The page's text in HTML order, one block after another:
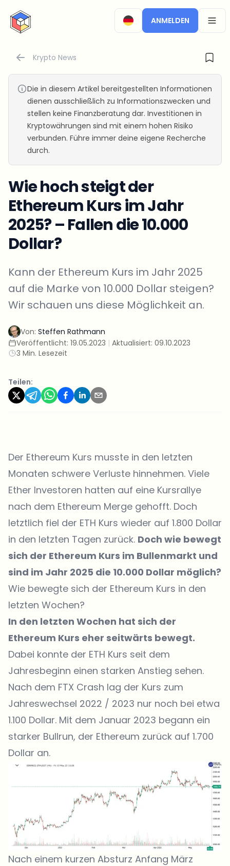
CryptoTicker
ANMELDEN
Krypto News
Die in diesem Artikel bereitgestellten Informationen
dienen ausschließlich zu Informationszwecken und
stellen keine Finanzberatung dar. Investitionen in
Kryptowährungen sind mit einem hohen Risiko
verbunden. Führe immer deine eigene Recherche
durch.
Wie hoch steigt der
Ethereum Kurs im Jahr
2025? – Fallen die 10.000
Dollar?
Kann der Ethereum Kurs im Jahr 2025
auf die Marke von 10.000 Dollar steigen?
Wir schauen uns diese Möglichkeit an.
Von: Steffen Rathmann
Veröffentlicht: 19.05.2023 | Aktualisiert: 09.10.2023
3 Min. Lesezeit
Teilen:
Der Ethereum Kurs musste in den letzten
Monaten schwere Verluste hinnehmen. Viele
Ether Investoren hatten auf eine Kursrallye
nach dem Ethereum Merge gehofft. Doch
letztlich fiel der ETH Kurs wieder auf 1.800 Dollar
in den letzten Tagen zurück. Doch wie bewegt
sich der Ethereum Kurs im Bullenmarkt und
sind im Jahr 2025 die 10.000 Dollar möglich?
Wie bewegte sich der Ethereum Kurs in den
letzten Wochen?
In den letzten Wochen hat sich der
Ethereum Kurs eher seitwärts bewegt.
Dabei konnte der ETH Kurs seit dem
Jahresbeginn einen starken Anstieg sehen.
Nach dem FTX Crash lag der Kurs zum
Jahreswechsel 2022 / 2023 nur noch bei etwa
1.100 Dollar. Mit dem Januar 2023 begann ein
starker Bullrun, der Ethereum zurück auf 1.700
Dollar an.
Nach einem kurzen Absturz Anfang März